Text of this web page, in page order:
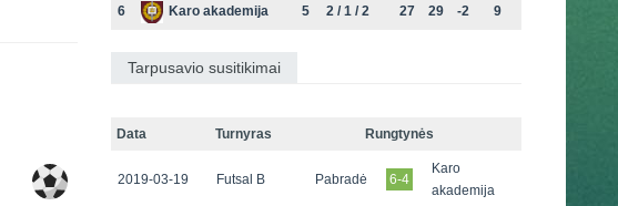
6 Karo akademija 5 2 / 1 / 2 27 29 -2 9
Tarpusavio susitikimai
Data Turnyras Rungtynės
2019-03-19 Futsal B Pabradė 6-4
Karo
akademija